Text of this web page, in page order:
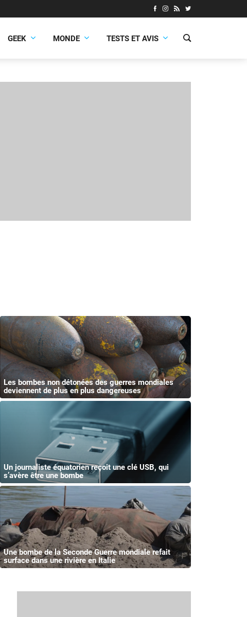
GEEK MONDE TESTS ET AVIS
Les bombes non détonées des guerres mondiales
deviennent de plus en plus dangereuses
Un journaliste équatorien reçoit une clé USB, qui
s’avère être une bombe
Une bombe de la Seconde Guerre mondiale refait
surface dans une rivière en Italie